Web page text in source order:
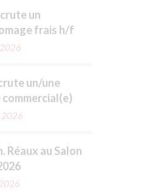
un
frais h/f
un/une
2026
Réaux au Salon